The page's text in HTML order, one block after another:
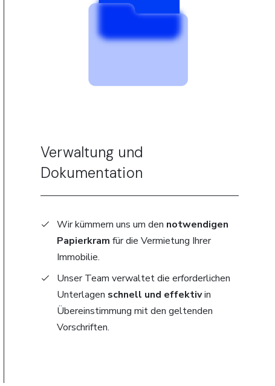
Verwaltung und
Dokumentation
Wir kümmern uns um den notwendigen
Papierkram für die Vermietung Ihrer
Immobilie.
Unser Team verwaltet die erforderlichen
Unterlagen schnell und effektivin
Übereinstimmung mit den geltenden
Vorschriften.